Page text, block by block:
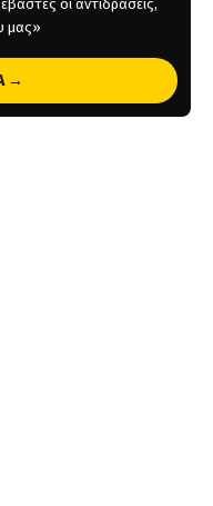
οι αντιδράσεις,
μας»
ΑΕΚ η Νικολίνα
→